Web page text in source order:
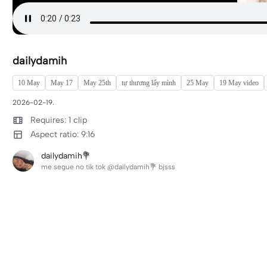
dailydamih
10 May May 17 May 25th tự thương lấy mình 25 May 19 May video
2026-02-19.
Requires: 1 clip
Aspect ratio: 9:16
dailydamih💐
me segue no tik tok @dailydamih💐 bjsss